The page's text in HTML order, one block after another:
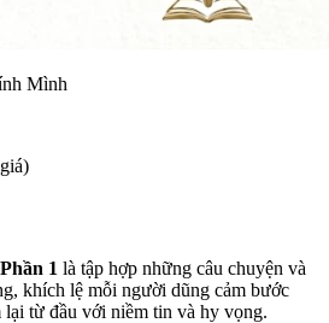
Mình
1 là tập hợp những câu chuyện và
khích lệ mỗi người dũng cảm bước
lại từ đầu với niềm tin và hy vọng.